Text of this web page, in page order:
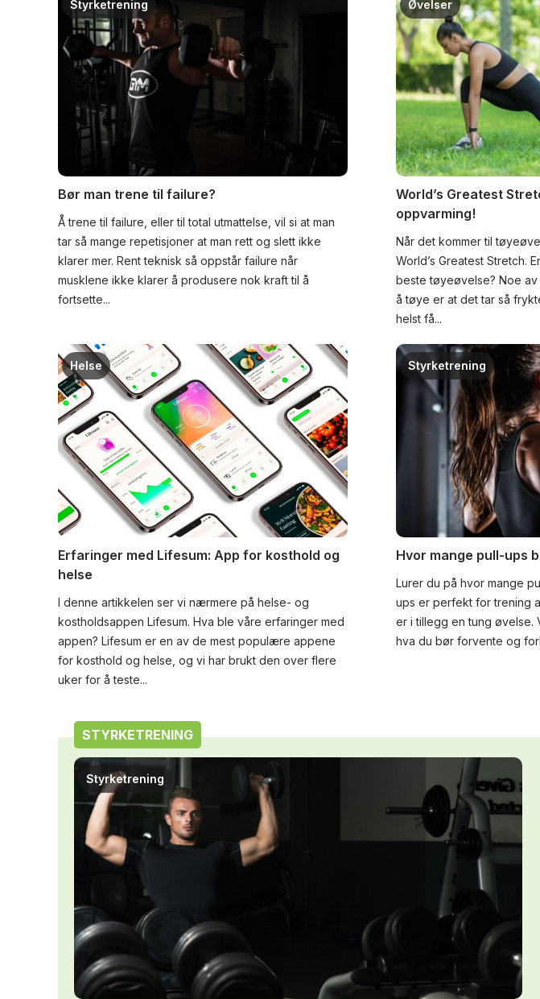
Bør man trene til failure?
Å trene til failure, eller til total utmattelse, vil si at man
tar så mange repetisjoner at man rett og slett ikke
klarer mer. Rent teknisk så oppstår failure når
musklene ikke klarer å produsere nok kraft til å
fortsette...
Styrketrening
World’s Greatest
oppvarming!
Når det kommer til
World’s Greatest Stretch.
beste tøyeøvelse? Noe
å tøye er at det tar så
helst få...
Øvelser
Erfaringer med Lifesum: App for kosthold og
helse
I denne artikkelen ser vi nærmere på helse- og
kostholdsappen Lifesum. Hva ble våre erfaringer med
appen? Lifesum er en av de mest populære appene
for kosthold og helse, og vi har brukt den over flere
uker for å teste...
Helse
Hvor mange pull-ups
Lurer du på hvor mange
ups er perfekt for trening
er i tillegg en tung øvelse.
hva du bør forvente og
Styrketrening
STYRKETRENING
Styrketrening